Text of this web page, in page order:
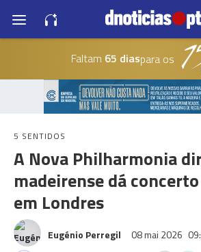
Faltam 65 diaspara os
5 SENTIDOS
A Nova Philharmonia
madeirense dá
em Londres
Eugénio Perregil 08 mai 2026